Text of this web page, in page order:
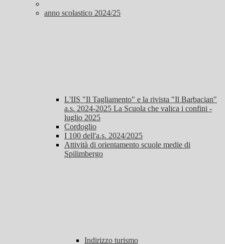
anno scolastico 2024/25
L'IIS "Il Tagliamento" e la rivista "Il Barbacian"
a.s. 2024-2025 La Scuola che valica i confini -
luglio 2025
Cordoglio
I 100 dell'a.s. 2024/2025
Attività di orientamento scuole medie di
Spilimbergo
Indirizzo turismo